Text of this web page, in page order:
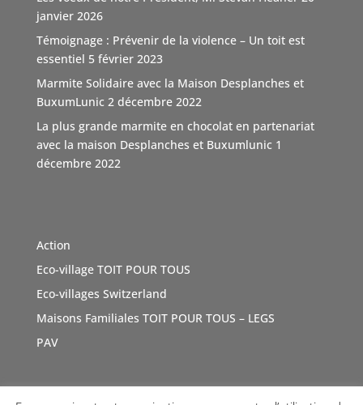
qui font la différence."
TOIT POUR TOUS remercie vivement ce soutien,
d'autant que l'association n'est pas subventionnée
Video
Voir sur Facebook · Partager
TOIT POUR TOUS Suisse
Immo, partenaire de l'association TOIT POUR TOUS
Suisse. Merci de sa générosité à travers cette initiative
vertue#Don
#geneve
#sensibilisationst#inauguration
janvier 2026
Témoignage : Prévenir de la violence – Un toit est
essentiel 5 février 2023
Marmite Solidaire avec la Maison Desplanches et
BuxumLunic 2 décembre 2022
La plus grande marmite en chocolat en partenariat
avec la maison Desplanches et Buxumlunic 1
décembre 2022
Action
Eco-village TOIT POUR TOUS
Eco-villages Switzerland
Maisons Familiales TOIT POUR TOUS – LEGS
PAV